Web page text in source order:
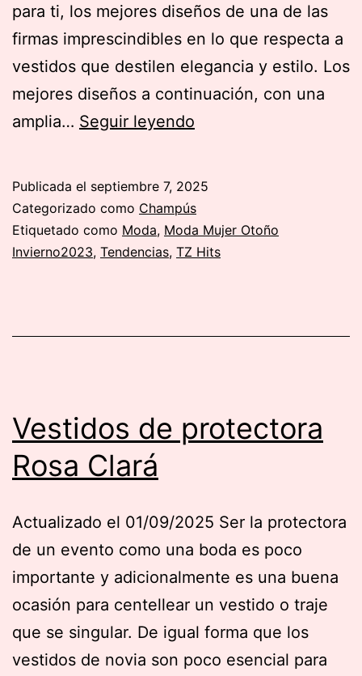
para ti, los mejores diseños de una de las
firmas imprescindibles en lo que respecta a
vestidos que destilen elegancia y estilo. Los
mejores diseños a continuación, con una
amplia… Seguir leyendo
Rosa
Clará
Publicada el septiembre 7, 2025
Categorizado como Champús
Etiquetado como Moda, Moda Mujer Otoño
Invierno2023, Tendencias, TZ Hits
Vestidos de protectora
Rosa Clará
Actualizado el 01/09/2025 Ser la protectora
de un evento como una boda es poco
importante y adicionalmente es una buena
ocasión para centellear un vestido o traje
que se singular. De igual forma que los
vestidos de novia son poco esencial para